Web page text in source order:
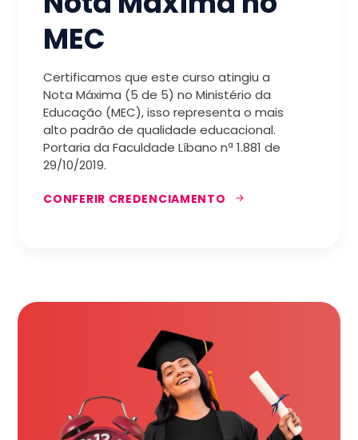
MEC
Certificamos que este curso atingiu a
Nota Máxima (5 de 5) no Ministério da
Educação (MEC), isso representa o mais
alto padrão de qualidade educacional.
Portaria da Faculdade Líbano nª 1.881 de
29/10/2019.
CONFERIR CREDENCIAMENTO